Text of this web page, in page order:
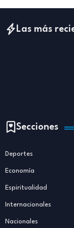
Las más
Secciones
Deportes
Economía
Espiritualidad
Internacionales
Nacionales